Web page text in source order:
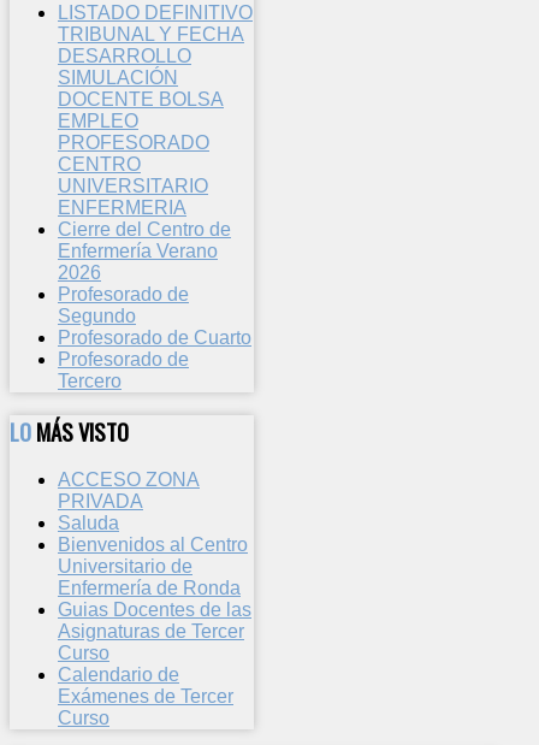
LISTADO DEFINITIVO
TRIBUNAL Y FECHA
DESARROLLO
SIMULACIÓN
DOCENTE BOLSA
EMPLEO
PROFESORADO
CENTRO
UNIVERSITARIO
ENFERMERIA
Cierre del Centro de
Enfermería Verano
2026
Profesorado de
Segundo
Profesorado de Cuarto
Profesorado de
Tercero
LOMÁS VISTO
ACCESO ZONA
PRIVADA
Saluda
Bienvenidos al Centro
Universitario de
Enfermería de Ronda
Guias Docentes de las
Asignaturas de Tercer
Curso
Calendario de
Exámenes de Tercer
Curso